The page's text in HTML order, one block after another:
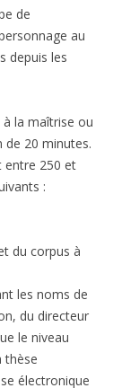
de
au
depuis les
à la maîtrise ou
20 minutes.
entre 250 et
:
du corpus à
les noms de
du directeur
le niveau
thèse
électronique